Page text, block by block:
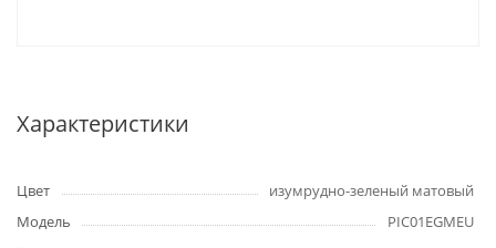
Характеристики
Цвет
изумрудно-зеленый матовый
Модель
PIC01EGMEU